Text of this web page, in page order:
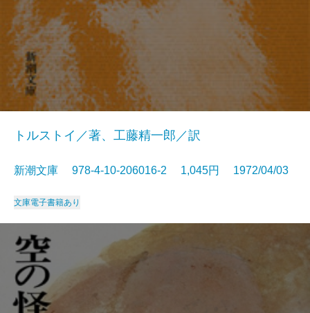
トルストイ／著、工藤精一郎／訳
新潮文庫 978-4-10-206016-2 1,045円 1972/04/03
文庫電子書籍あり